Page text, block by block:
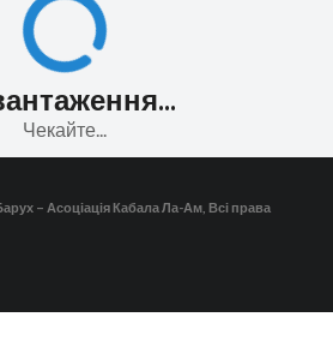
Чекайте...
– Асоціація Кабала Ла-Ам, Всі права